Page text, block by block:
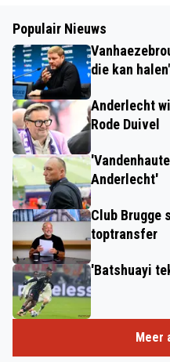
Populair Nieuws
die kan
Anderlecht
Rode Duivel
Anderlecht'
Club Brugge
toptransfer
'Batshuayi
Meer